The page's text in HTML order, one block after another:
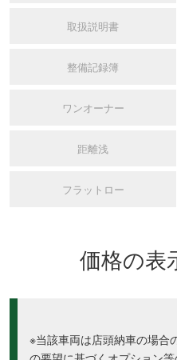
取扱説明書
整備記録簿
ワンオーナー
距離浅
フラットロー
価格の表
※当該車両は店頭納車の場合